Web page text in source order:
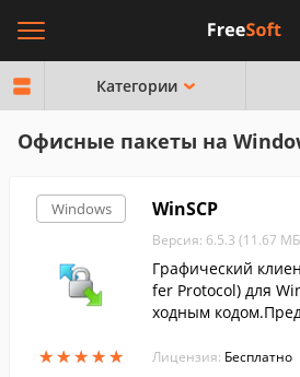
Категории
Офисные пакеты на
Windows
★★★★★
★★★★★
WinSCP
Версия: 6.5.3 (11.67
Графический
fer Protocol) для
ходным
мпьютером и
Лицензия: Бесплатно